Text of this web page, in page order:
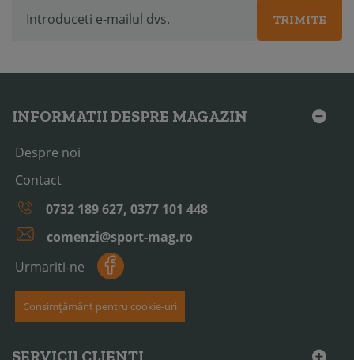
TRIMITE
INFORMATII DESPRE MAGAZIN
Despre noi
Contact
0732 189 627, 0377 101 448
comenzi@sport-mag.ro
Urmariti-ne
Consimțământ pentru cookie-uri